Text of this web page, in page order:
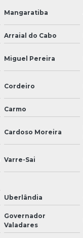
Mangaratiba
Arraial do Cabo
Miguel Pereira
Cordeiro
Carmo
Cardoso Moreira
Varre-Sai
Uberlândia
Governador
Valadares